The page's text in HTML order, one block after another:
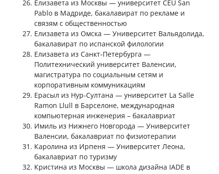
Елизавета из Москвы — университет CEU San
Pablo в Мадриде, бакалавират по рекламе и
связям с общественностью
Елизавета из Омска — Университет Вальядолида,
бакалавират по испанской филологии
Елизавета из Санкт-Петербурга —
Политехнический университет Валенсии,
магистратура по социальным сетям и
корпоративным коммуникациям
Ерасыл из Нур-Султана — университет La Salle
Ramon Llull в Барселоне, международная
компьютерная инженерия – бакалавриат
Имиль из Нижнего Новгорода — Университет
Валенсии, бакалавриат по физиотерапии
Каролина из Ирпеня — Университет Леона,
бакалавриат по туризму
Кристина из Москвы — школа дизайна IADE в